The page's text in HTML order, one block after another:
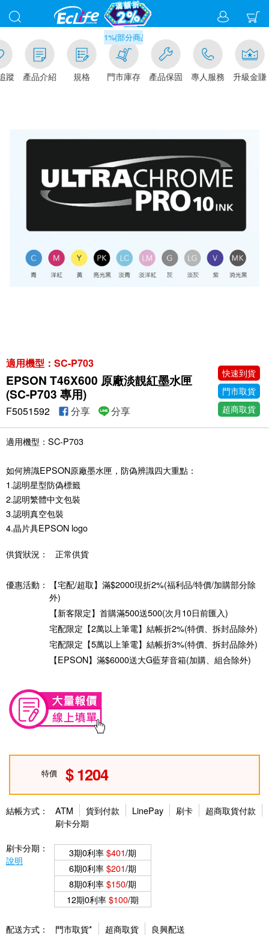
蹤 產品介紹 規格
滿千元門市取貨現折1%(部分商品不適用)-請點我看
門市庫存 產品保固 專人服務 升級金賺
適用機型：SC-P703
EPSON T46X600 原廠淡靚紅墨水匣
(SC-P703 專用)
快速到貨
門市取貨
超商取貨
F5051592 分享 分享
適用機型：SC-P703
如何辨識EPSON原廠墨水匣，防偽辨識四大重點：
1.認明星型防偽標籤
2.認明繁體中文包裝
3.認明真空包裝
4.晶片具EPSON logo
供貨狀況： 正常供貨
優惠活動：
【宅配/超取】滿$2000現折2%(福利品/特價/加購部分除
外)
【新客限定】首購滿500送500(次月10日前匯入)
宅配限定【2萬以上筆電】結帳折2%(特價、拆封品除外)
宅配限定【5萬以上筆電】結帳折3%(特價、拆封品除外)
【EPSON】滿$6000送大G藍芽音箱(加購、組合除外)
特價 1204
結帳方式： ATM 貨到付款 LinePay 刷卡
超商取貨付款
刷卡分期
刷卡分期：
說明
3期0利率$401/期
6期0利率$201/期
8期0利率$150/期
12期0利率$100/期
配送方式： 門市取貨* 超商取貨
良興配送